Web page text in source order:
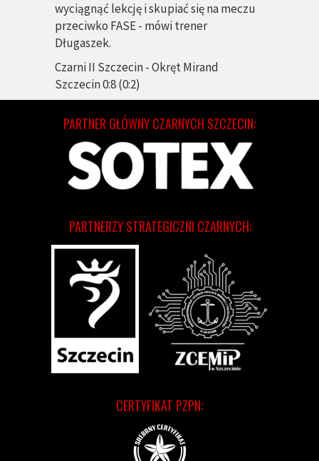
wyciągnąć lekcję i skupiać się na meczu
przeciwko FASE - mówi trener
Długaszek.
Czarni II Szczecin - Okręt Mirand
Szczecin 0:8 (0:2)
CERTYFIKAT PZPN:
PARTNERZY STRATEGICZNI CZARNYCH:
PARTNER GŁÓWNY CZARNYCH SZCZECIN: